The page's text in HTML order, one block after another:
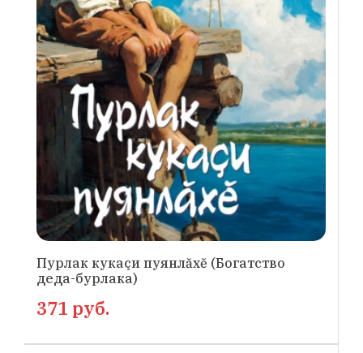
Пурлак кукаçи пуянлăхĕ (Богатство
деда-бурлака)
371 руб.